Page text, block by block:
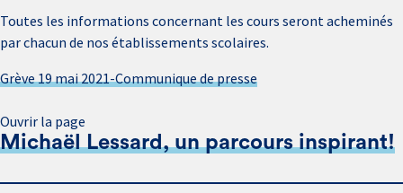
Toutes les informations concernant les cours seront acheminés
par chacun de nos établissements scolaires.
Grève 19 mai 2021-Communique de presse
Ouvrir la page
Michaël Lessard, un parcours inspirant!